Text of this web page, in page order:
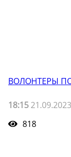
ВОЛОНТЕРЫ
18:15
818